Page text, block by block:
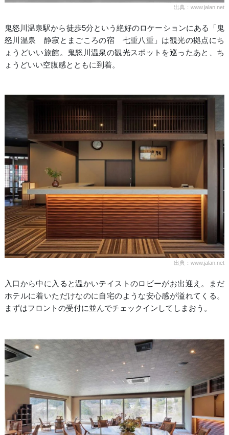
出典：www.jalan.net
鬼怒川温泉駅から徒歩5分という絶好のロケーションにある「鬼
怒川温泉 静寂とまごころの宿 七重八重」は観光の拠点にち
ょうどいい旅館。鬼怒川温泉の観光スポットを巡ったあと、ち
ょうどいい空腹感とともに到着。
出典：www.jalan.net
入口から中に入ると温かいテイストのロビーがお出迎え。まだ
ホテルに着いただけなのに自宅のような安心感が溢れてくる。
まずはフロントの受付に並んでチェックインしてしまおう。